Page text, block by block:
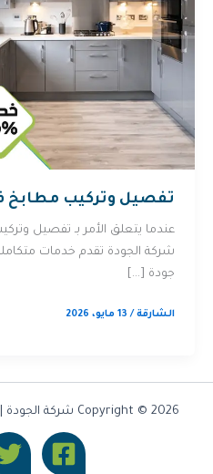
تفصيل وتركيب مطابخ
عندما يتعلق الأمر بـ تفصيل
شركة الجودة تقدم خدمات
جودة […]
الشارقة/ 13 مايو، 2026
Copyright © 2026 شركة الجودة |تصميم وتطوير شركة